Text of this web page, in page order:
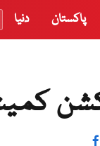
پاکستان دنیا